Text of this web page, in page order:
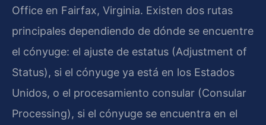
Office en Fairfax, Virginia. Existen dos rutas
principales dependiendo de dónde se encuentre
el cónyuge: el ajuste de estatus (Adjustment of
Status), si el cónyuge ya está en los Estados
Unidos, o el procesamiento consular (Consular
Processing), si el cónyuge se encuentra en el